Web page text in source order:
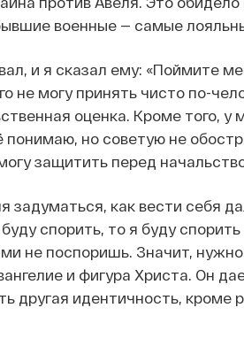
военные — самые
и я сказал ему: «Поймите
не могу принять чисто по-
оценка. Кроме того, у
понимаю, но советую не
защитить перед
задуматься, как вести себя
спорить, то я буду
не поспоришь. Значит,
и фигура Христа. Он
другая идентичность, кроме